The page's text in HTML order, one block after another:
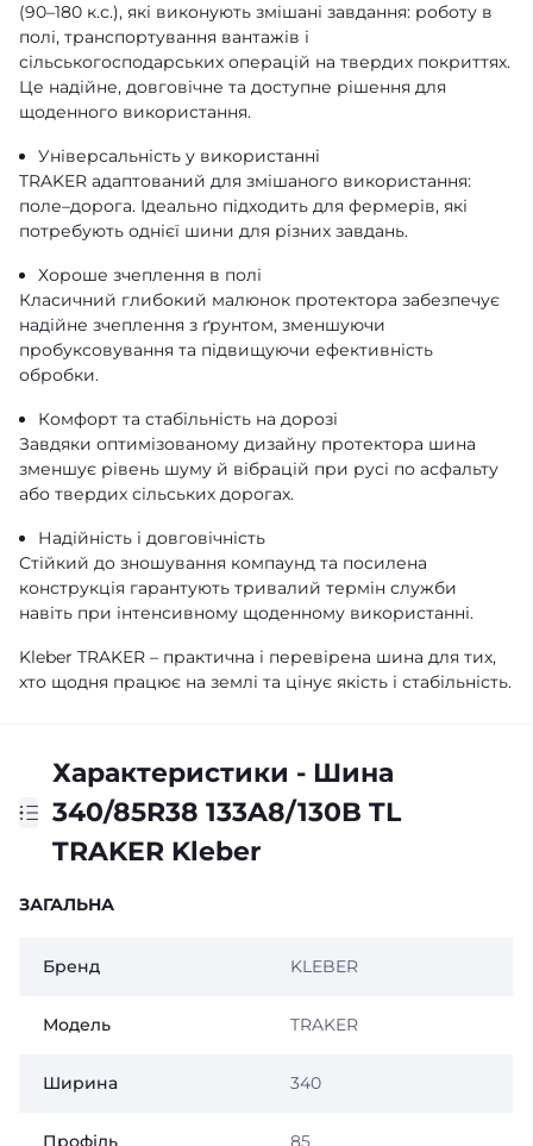
(90–180 к.с.), які виконують змішані завдання: роботу в
полі, транспортування вантажів і
сільськогосподарських операцій на твердих покриттях.
Це надійне, довговічне та доступне рішення для
щоденного використання.
Універсальність у використанні
TRAKER адаптований для змішаного використання:
поле–дорога. Ідеально підходить для фермерів, які
потребують однієї шини для різних завдань.
Хороше зчеплення в полі
Класичний глибокий малюнок протектора забезпечує
надійне зчеплення з ґрунтом, зменшуючи
пробуксовування та підвищуючи ефективність
обробки.
Комфорт та стабільність на дорозі
Завдяки оптимізованому дизайну протектора шина
зменшує рівень шуму й вібрацій при русі по асфальту
або твердих сільських дорогах.
Надійність і довговічність
Стійкий до зношування компаунд та посилена
конструкція гарантують тривалий термін служби
навіть при інтенсивному щоденному використанні.
Kleber TRAKER – практична і перевірена шина для тих,
хто щодня працює на землі та цінує якість і стабільність.
Характеристики - Шина
340/85R38 133A8/130B TL
TRAKER Kleber
ЗАГАЛЬНА
Бренд KLEBER
Модель TRAKER
Ширина 340
Профіль 85